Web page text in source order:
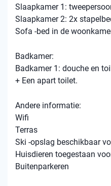
Slaapkamer 1:
Slaapkamer 2: 2x
Sofa -bed in de
Badkamer:
Badkamer 1: douche en
+ Een apart toilet.
Andere informatie:
Wifi
Terras
Ski -opslag beschikbaar
Huisdieren toegestaan
Buitenparkeren